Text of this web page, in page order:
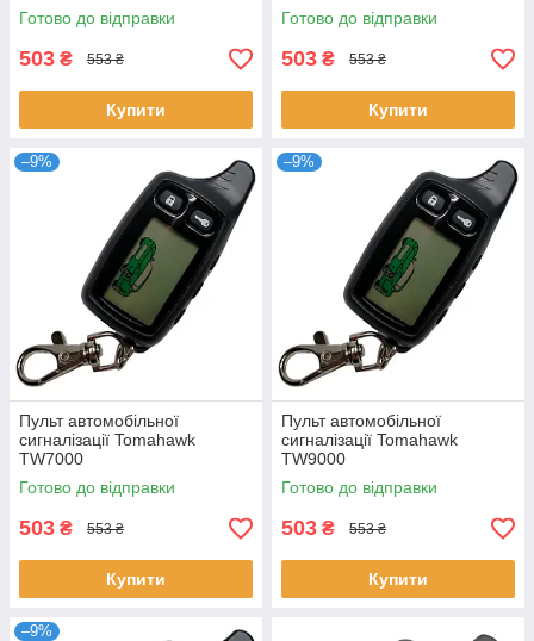
Готово до відправки
503 ₴ 553 ₴
Купити
Готово до відправки
503 ₴ 553 ₴
Купити
–9%
Пульт автомобільної
сигналізації Tomahawk
TW7000
Готово до відправки
503 ₴ 553 ₴
Купити
–9%
Пульт автомобільної
сигналізації Tomahawk
TW9000
Готово до відправки
503 ₴ 553 ₴
Купити
–9%